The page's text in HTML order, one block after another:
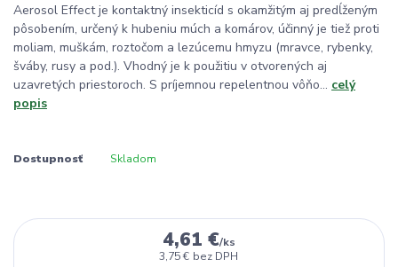
Aerosol Effect je kontaktný insekticíd s okamžitým aj predĺženým
pôsobením, určený k hubeniu múch a komárov, účinný je tiež proti
moliam, muškám, roztočom a lezúcemu hmyzu (mravce, rybenky,
šváby, rusy a pod.). Vhodný je k použitiu v otvorených aj
uzavretých priestoroch. S príjemnou repelentnou vôňo... celý
popis
Dostupnosť Skladom
4,61 €/ks
3,75 € bez DPH